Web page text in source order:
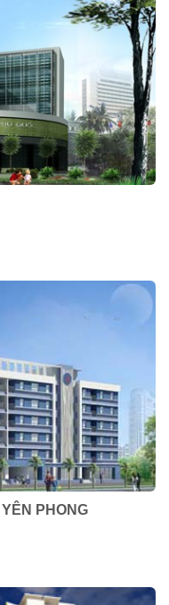
PHONG